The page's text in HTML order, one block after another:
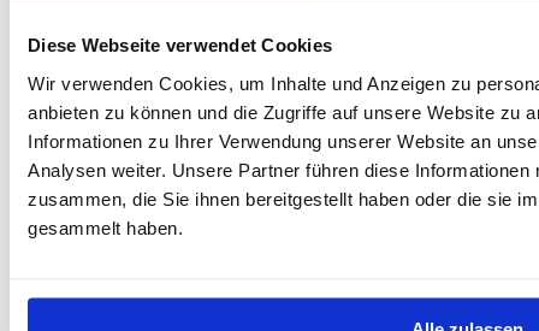
Diese Webseite verwendet Cookies
Wir verwenden Cookies, um Inhalte und Anzeigen zu
anbieten zu können und die Zugriffe auf unsere Website zu
Informationen zu Ihrer Verwendung unserer Website an
Analysen weiter. Unsere Partner führen diese
zusammen, die Sie ihnen bereitgestellt haben oder die sie
gesammelt haben.